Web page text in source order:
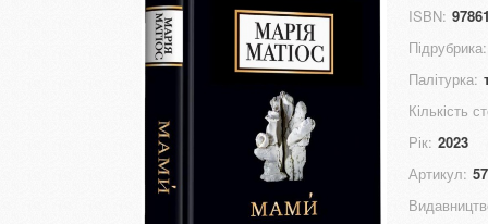
ISBN:
Підрубрика:
Палітурка:
Кількість
Рік: 2023
Артикул: